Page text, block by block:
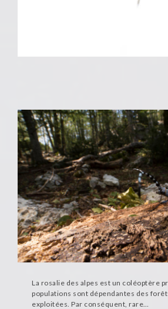
La rosalie des alpes est un coléoptère
populations sont dépendantes des
exploitées. Par conséquent, rare…